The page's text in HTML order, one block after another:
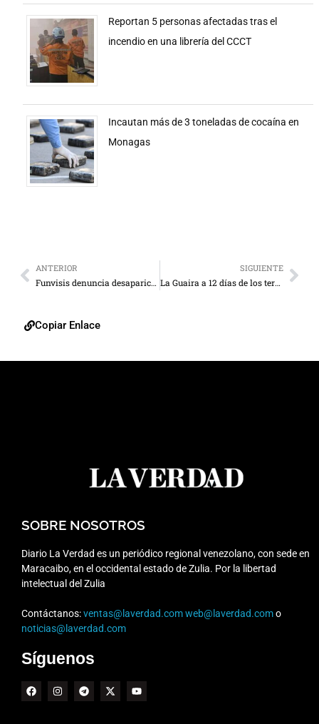
Reportan 5 personas afectadas tras el
incendio en una librería del CCCT
Incautan más de 3 toneladas de cocaína en
Monagas
ANTERIOR
Funvisis denuncia desaparición de sensor sísmico que monitorea la falla de Boconó
SIGUIENTE
La Guaira a 12 días de los terremotos: intentos de recuperar cuerpos y largas filas de comida
Copiar Enlace
SOBRE NOSOTROS
Diario La Verdad es un periódico regional venezolano, con sede en
Maracaibo, en el occidental estado de Zulia. Por la libertad
intelectual del Zulia
Contáctanos:ventas@laverdad.comweb@laverdad.como
noticias@laverdad.com
Síguenos